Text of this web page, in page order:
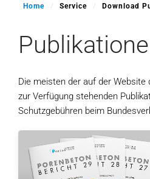
Home Service Download
Die meisten der auf der Website
zur Verfügung stehenden
Schutzgebühren beim